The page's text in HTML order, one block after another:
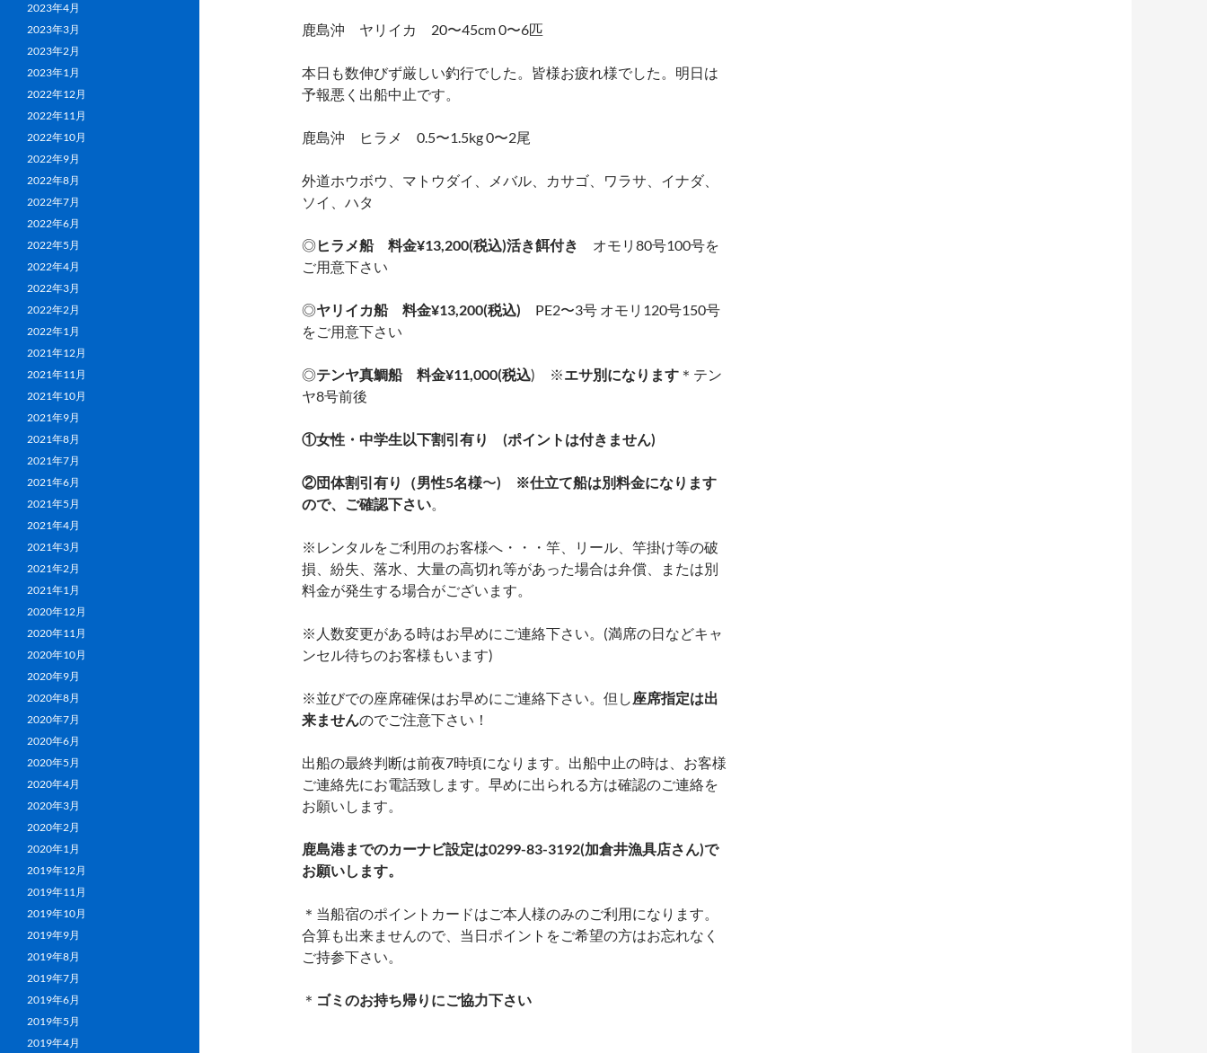
鹿島沖 ヤリイカ 20〜45cm 0〜6匹
本日も数伸びず厳しい釣行でした。皆様お疲れ様でした。明日は
予報悪く出船中止です。
鹿島沖 ヒラメ 0.5〜1.5kg 0〜2尾
外道ホウボウ、マトウダイ、メバル、カサゴ、ワラサ、イナダ、
ソイ、ハタ
◎ヒラメ船 料金¥13,200(税込)活き餌付き
オモリ80号100号を
ご用意下さい
◎ヤリイカ船 料金¥13,200(税込) PE2〜3号 オモリ120号150号
をご用意下さい
◎テンヤ真鯛船 料金¥11,000(税込) ※エサ別になります ＊テン
ヤ8号前後
①女性・中学生以下割引有り (ポイントは付きません)
②団体割引有り（男性5名様〜) ※仕立て船は別料金になります
ので、ご確認下さい。
※レンタルをご利用のお客様へ・・・竿、リール、竿掛け等の破
損、紛失、落水、大量の高切れ等があった場合は弁償、または別
料金が発生する場合がございます。
※人数変更がある時はお早めにご連絡下さい。(満席の日などキャ
ンセル待ちのお客様もいます)
※並びでの座席確保はお早めにご連絡下さい。但し座席指定は出
来ませんのでご注意下さい！
出船の最終判断は前夜7時頃になります。出船中止の時は、お客様
ご連絡先にお電話致します。早めに出られる方は確認のご連絡を
お願いします。
鹿島港までのカーナビ設定は0299-83-3192(加倉井漁具店さん)で
お願いします。
＊当船宿のポイントカードはご本人様のみのご利用になります。
合算も出来ませんので、当日ポイントをご希望の方はお忘れなく
ご持参下さい。
＊ ゴミのお持ち帰りにご協力下さい
2023年4月
2023年3月
2023年2月
2023年1月
2022年12月
2022年11月
2022年10月
2022年9月
2022年8月
2022年7月
2022年6月
2022年5月
2022年4月
2022年3月
2022年2月
2022年1月
2021年12月
2021年11月
2021年10月
2021年9月
2021年8月
2021年7月
2021年6月
2021年5月
2021年4月
2021年3月
2021年2月
2021年1月
2020年12月
2020年11月
2020年10月
2020年9月
2020年8月
2020年7月
2020年6月
2020年5月
2020年4月
2020年3月
2020年2月
2020年1月
2019年12月
2019年11月
2019年10月
2019年9月
2019年8月
2019年7月
2019年6月
2019年5月
2019年4月